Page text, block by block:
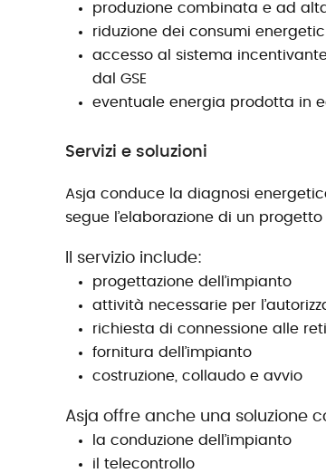
produzione combinata e ad
riduzione dei consumi
accesso al sistema
dal GSE
eventuale energia prodotta in
Servizi e soluzioni
Asja conduce la diagnosi
segue l’elaborazione di un
Il servizio include:
progettazione dell’impianto
attività necessarie per
richiesta di connessione alle reti
fornitura dell’impianto
costruzione, collaudo e avvio
Asja offre anche una soluzione
la conduzione dell’impianto
il telecontrollo